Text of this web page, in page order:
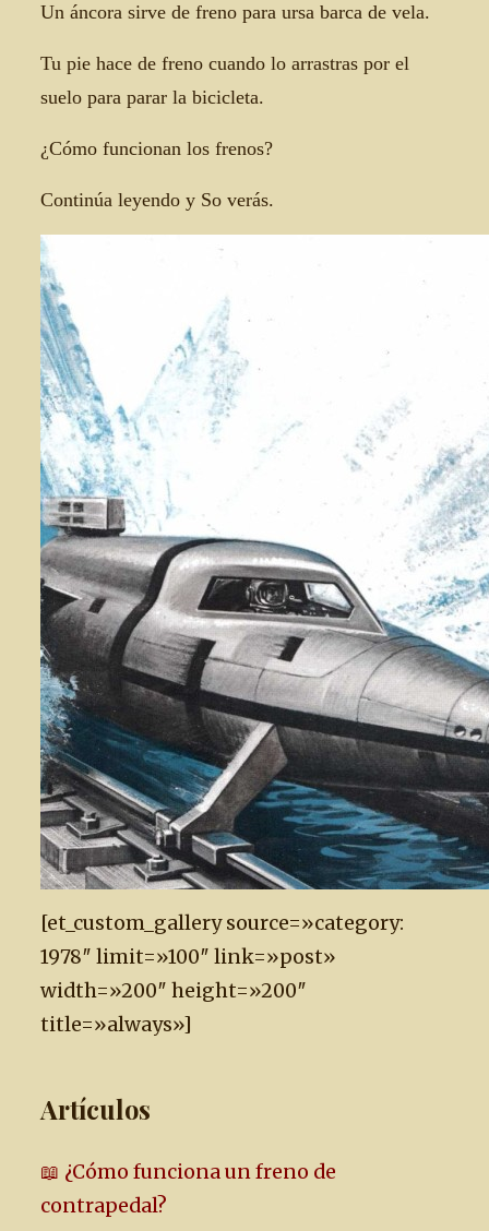
Un áncora sirve de freno para ursa barca de vela.
Tu pie hace de freno cuando lo arrastras por el
suelo para parar la bicicleta.
¿Cómo funcionan los frenos?
Continúa leyendo y So verás.
[et_custom_gallery source=»category:
1978″ limit=»100″ link=»post»
width=»200″ height=»200″
title=»always»]
Artículos
📖 ¿Cómo funciona un freno de
contrapedal?